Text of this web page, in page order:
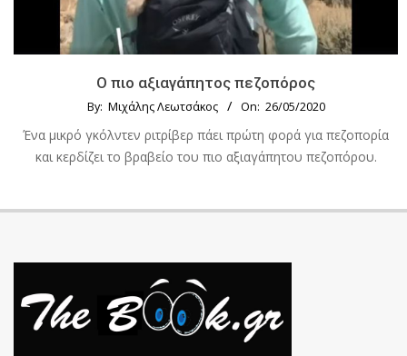
Ο πιο αξιαγάπητος πεζοπόρος
By: Μιχάλης Λεωτσάκος On: 26/05/2020
Ένα μικρό γκόλντεν ριτρίβερ πάει πρώτη φορά για πεζοπορία
και κερδίζει το βραβείο του πιο αξιαγάπητου πεζοπόρου.